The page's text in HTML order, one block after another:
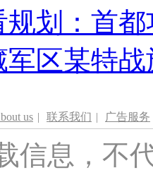
划：首
军区某特
us | 联系我们 | 广告服务
信息，不